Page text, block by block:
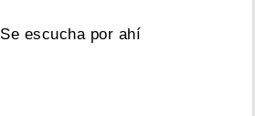
Se escucha por ahí